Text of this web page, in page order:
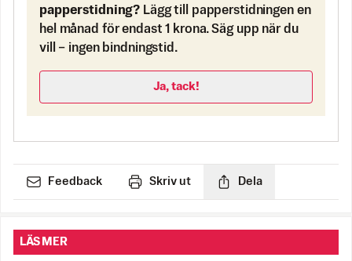
papperstidning? Lägg till papperstidningen en
hel månad för endast 1 krona. Säg upp när du
vill – ingen bindningstid.
Ja, tack!
Feedback Skriv ut Dela
LÄS MER